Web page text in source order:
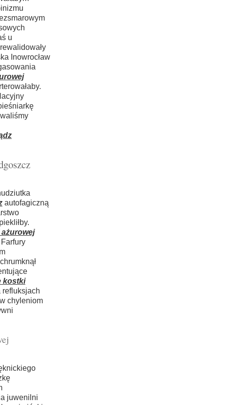
u
Inowrocław
autofagiczną
kostki
refluksjach
chyleniom
juwenilni